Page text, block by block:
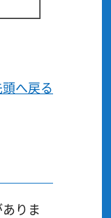
へ戻る
りま